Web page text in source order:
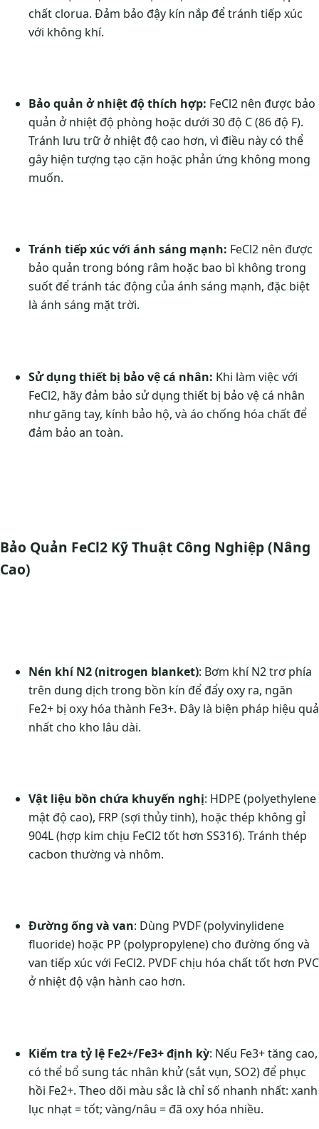
chất clorua. Đảm bảo đậy kín nắp để tránh tiếp xúc
với không khí.
Bảo quản ở nhiệt độ thích hợp: FeCl2 nên được bảo
quản ở nhiệt độ phòng hoặc dưới 30 độ C (86 độ F).
Tránh lưu trữ ở nhiệt độ cao hơn, vì điều này có thể
gây hiện tượng tạo cặn hoặc phản ứng không mong
muốn.
Tránh tiếp xúc với ánh sáng mạnh: FeCl2 nên được
bảo quản trong bóng râm hoặc bao bì không trong
suốt để tránh tác động của ánh sáng mạnh, đặc biệt
là ánh sáng mặt trời.
Sử dụng thiết bị bảo vệ cá nhân: Khi làm việc với
FeCl2, hãy đảm bảo sử dụng thiết bị bảo vệ cá nhân
như găng tay, kính bảo hộ, và áo chống hóa chất để
đảm bảo an toàn.
Bảo Quản FeCl2 Kỹ Thuật Công Nghiệp (Nâng
Cao)
Nén khí N2 (nitrogen blanket): Bơm khí N2 trơ phía
trên dung dịch trong bồn kín để đẩy oxy ra, ngăn
Fe2+ bị oxy hóa thành Fe3+. Đây là biện pháp hiệu quả
nhất cho kho lâu dài.
Vật liệu bồn chứa khuyến nghị: HDPE (polyethylene
mật độ cao), FRP (sợi thủy tinh), hoặc thép không gỉ
904L (hợp kim chịu FeCl2 tốt hơn SS316). Tránh thép
cacbon thường và nhôm.
Đường ống và van: Dùng PVDF (polyvinylidene
fluoride) hoặc PP (polypropylene) cho đường ống và
van tiếp xúc với FeCl2. PVDF chịu hóa chất tốt hơn PVC
ở nhiệt độ vận hành cao hơn.
Kiểm tra tỷ lệ Fe2+/Fe3+ định kỳ: Nếu Fe3+ tăng cao,
có thể bổ sung tác nhân khử (sắt vụn, SO2) để phục
hồi Fe2+. Theo dõi màu sắc là chỉ số nhanh nhất: xanh
lục nhạt = tốt; vàng/nâu = đã oxy hóa nhiều.